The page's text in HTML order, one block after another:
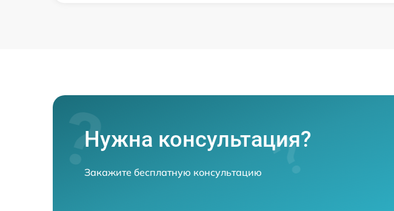
Нужна консультация?
Закажите бесплатную консультацию